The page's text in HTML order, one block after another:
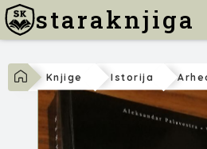
staraknjiga
Knjige Istorija